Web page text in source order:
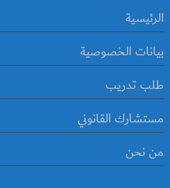
الرئيسية
بيانات الخصوصية
طلب تدريب
مستشارك القانوني
من نحن